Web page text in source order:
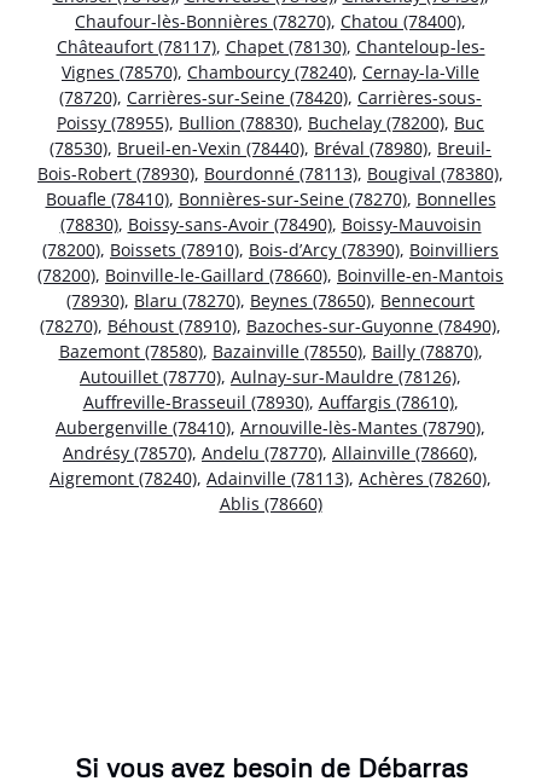
Chaufour-lès-Bonnières (78270), Chatou (78400),
Châteaufort (78117), Chapet (78130), Chanteloup-les-
Vignes (78570), Chambourcy (78240), Cernay-la-Ville
(78720), Carrières-sur-Seine (78420), Carrières-sous-
Poissy (78955), Bullion (78830), Buchelay (78200), Buc
(78530), Brueil-en-Vexin (78440), Bréval (78980), Breuil-
Bois-Robert (78930), Bourdonné (78113), Bougival (78380),
Bouafle (78410), Bonnières-sur-Seine (78270), Bonnelles
(78830), Boissy-sans-Avoir (78490), Boissy-Mauvoisin
(78200), Boissets (78910), Bois-d’Arcy (78390), Boinvilliers
(78200), Boinville-le-Gaillard (78660), Boinville-en-Mantois
(78930), Blaru (78270), Beynes (78650), Bennecourt
(78270), Béhoust (78910), Bazoches-sur-Guyonne (78490),
Bazemont (78580), Bazainville (78550), Bailly (78870),
Autouillet (78770), Aulnay-sur-Mauldre (78126),
Auffreville-Brasseuil (78930), Auffargis (78610),
Aubergenville (78410), Arnouville-lès-Mantes (78790),
Andrésy (78570), Andelu (78770), Allainville (78660),
Aigremont (78240), Adainville (78113), Achères (78260),
Ablis (78660)
Si vous avez besoin de Débarras